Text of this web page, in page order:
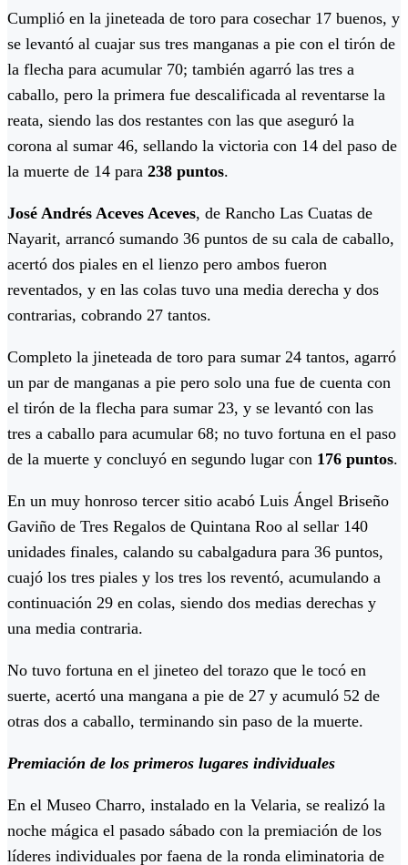
Cumplió en la jineteada de toro para cosechar 17 buenos, y
se levantó al cuajar sus tres manganas a pie con el tirón de
la flecha para acumular 70; también agarró las tres a
caballo, pero la primera fue descalificada al reventarse la
reata, siendo las dos restantes con las que aseguró la
corona al sumar 46, sellando la victoria con 14 del paso de
la muerte de 14 para 238 puntos.
José Andrés Aceves Aceves, de Rancho Las Cuatas de
Nayarit, arrancó sumando 36 puntos de su cala de caballo,
acertó dos piales en el lienzo pero ambos fueron
reventados, y en las colas tuvo una media derecha y dos
contrarias, cobrando 27 tantos.
Completo la jineteada de toro para sumar 24 tantos, agarró
un par de manganas a pie pero solo una fue de cuenta con
el tirón de la flecha para sumar 23, y se levantó con las
tres a caballo para acumular 68; no tuvo fortuna en el paso
de la muerte y concluyó en segundo lugar con 176 puntos.
En un muy honroso tercer sitio acabó Luis Ángel Briseño
Gaviño de Tres Regalos de Quintana Roo al sellar 140
unidades finales, calando su cabalgadura para 36 puntos,
cuajó los tres piales y los tres los reventó, acumulando a
continuación 29 en colas, siendo dos medias derechas y
una media contraria.
No tuvo fortuna en el jineteo del torazo que le tocó en
suerte, acertó una mangana a pie de 27 y acumuló 52 de
otras dos a caballo, terminando sin paso de la muerte.
Premiación de los primeros lugares individuales
En el Museo Charro, instalado en la Velaria, se realizó la
noche mágica el pasado sábado con la premiación de los
líderes individuales por faena de la ronda eliminatoria de